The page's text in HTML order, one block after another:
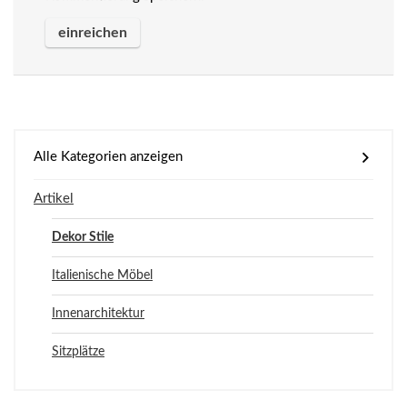
Alle Kategorien anzeigen
Artikel
Dekor Stile
Italienische Möbel
Innenarchitektur
Sitzplätze